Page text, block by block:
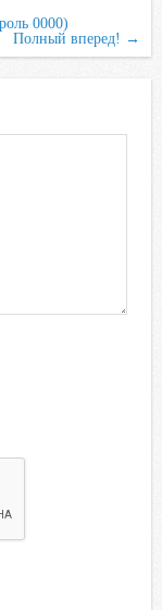
0000)
Полный вперед! →